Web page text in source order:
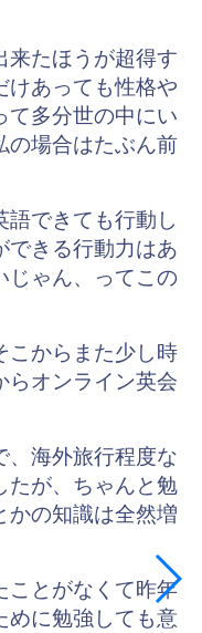
来たほうが超得す
けあっても性格や
て多分世の中にい
の場合はたぶん前
語できても行動し
できる行動力はあ
じゃん、ってこの
こからまた少し時
らオンライン英会
、海外旅行程度な
たが、ちゃんと勉
かの知識は全然増
ことがなくて昨年
めに勉強しても意